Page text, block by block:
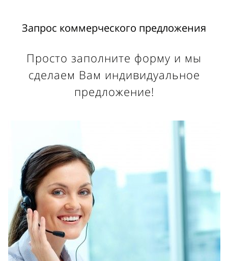
Запрос коммерческого предложения
Просто заполните форму и мы
сделаем Вам индивидуальное
предложение!